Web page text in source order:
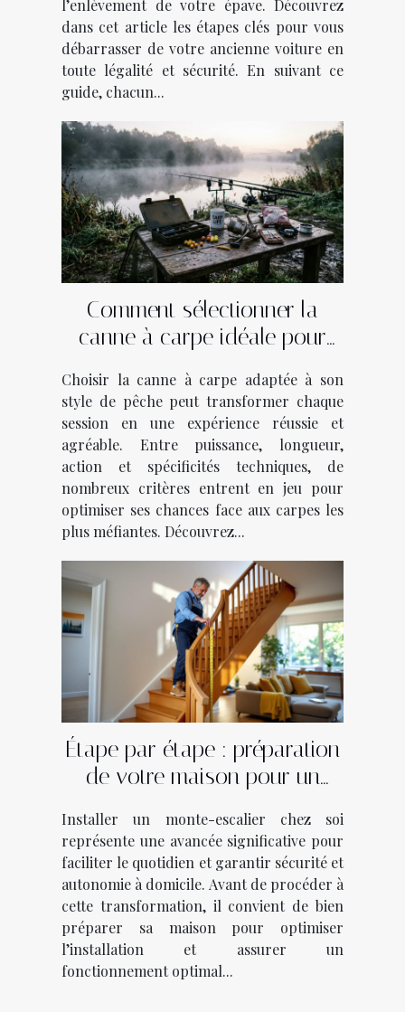
l’enlèvement de votre épave. Découvrez
dans cet article les étapes clés pour vous
débarrasser de votre ancienne voiture en
toute légalité et sécurité. En suivant ce
guide, chacun...
Comment sélectionner la
canne à carpe idéale pour
Choisir la canne à carpe adaptée à son
style de pêche peut transformer chaque
session en une expérience réussie et
agréable. Entre puissance, longueur,
action et spécificités techniques, de
nombreux critères entrent en jeu pour
optimiser ses chances face aux carpes les
plus méfiantes. Découvrez...
Étape par étape : préparation
de votre maison pour un
Installer un monte-escalier chez soi
représente une avancée significative pour
faciliter le quotidien et garantir sécurité et
autonomie à domicile. Avant de procéder à
cette transformation, il convient de bien
préparer sa maison pour optimiser
l’installation et assurer un
fonctionnement optimal...